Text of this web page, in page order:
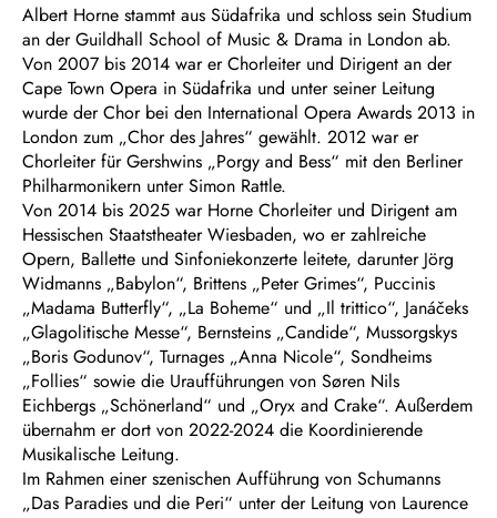
Albert Horne stammt aus Südafrika und schloss sein Studium
an der Guildhall School of Music & Drama in London ab.
Von 2007 bis 2014 war er Chorleiter und Dirigent an der
Cape Town Opera in Südafrika und unter seiner Leitung
wurde der Chor bei den International Opera Awards 2013 in
London zum „Chor des Jahres“ gewählt. 2012 war er
Chorleiter für Gershwins „Porgy and Bess“ mit den Berliner
Philharmonikern unter Simon Rattle.
Von 2014 bis 2025 war Horne Chorleiter und Dirigent am
Hessischen Staatstheater Wiesbaden, wo er zahlreiche
Opern, Ballette und Sinfoniekonzerte leitete, darunter Jörg
Widmanns „Babylon“, Brittens „Peter Grimes“, Puccinis
„Madama Butterfly“, „La Boheme“ und „Il trittico“, Janáčeks
„Glagolitische Messe“, Bernsteins „Candide“, Mussorgskys
„Boris Godunov“, Turnages „Anna Nicole“, Sondheims
„Follies“ sowie die Uraufführungen von Søren Nils
Eichbergs „Schönerland“ und „Oryx and Crake“. Außerdem
übernahm er dort von 2022-2024 die Koordinierende
Musikalische Leitung.
Im Rahmen einer szenischen Aufführung von Schumanns
„Das Paradies und die Peri“ unter der Leitung von Laurence